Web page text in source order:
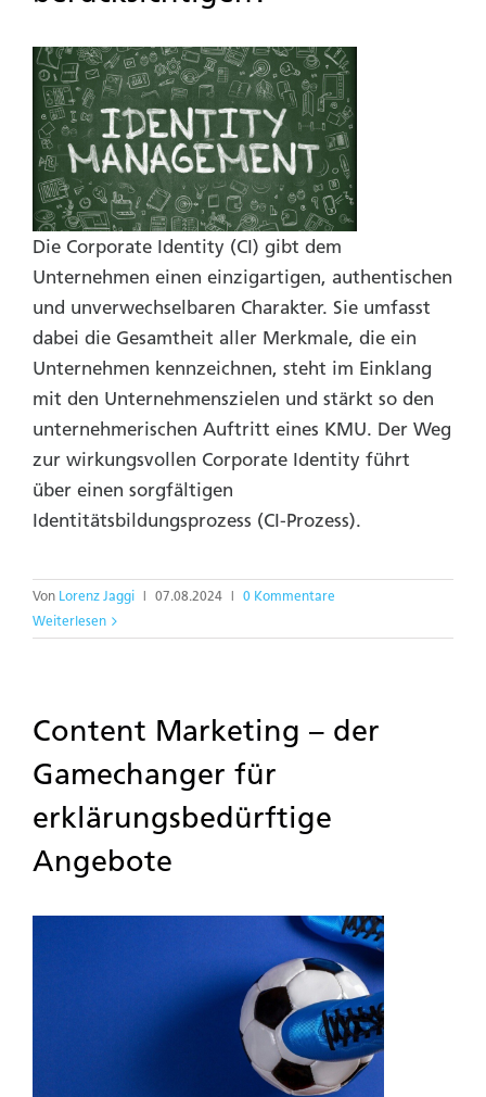
Die Corporate Identity (CI) gibt dem
Unternehmen einen einzigartigen, authentischen
und unverwechselbaren Charakter. Sie umfasst
dabei die Gesamtheit aller Merkmale, die ein
Unternehmen kennzeichnen, steht im Einklang
mit den Unternehmenszielen und stärkt so den
unternehmerischen Auftritt eines KMU. Der Weg
zur wirkungsvollen Corporate Identity führt
über einen sorgfältigen
Identitätsbildungsprozess (CI-Prozess).
Von Lorenz Jaggi 07.08.2024
0 Kommentare
Weiterlesen
Content Marketing – der
Gamechanger für
erklärungsbedürftige
Angebote